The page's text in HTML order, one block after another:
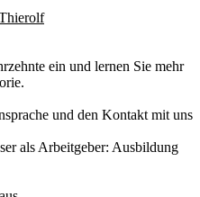
ein und lernen Sie mehr
und den Kontakt mit uns
als Arbeitgeber: Ausbildung